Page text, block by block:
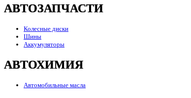
АВТОЗАПЧАСТИ
Колесные диски
Шины
Аккумуляторы
АВТОХИМИЯ
Автомобильные масла